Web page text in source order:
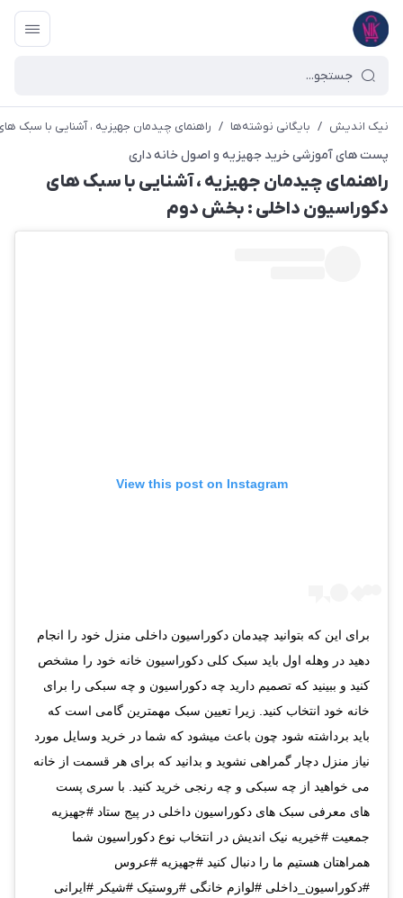
نیک اندیش / بایگانی نوشته‌ها / راهنمای چیدمان جهیزیه ، آشنایی با سبک
پست های آموزشی خرید جهیزیه و اصول خانه داری
راهنمای چیدمان جهیزیه ، آشنایی با سبک های
دکوراسیون داخلی : بخش دوم
View this post on Instagram
برای این که بتوانید چیدمان دکوراسیون داخلی منزل خود را انجام
دهید در وهله اول باید سبک کلی دکوراسیون خانه خود را مشخص
کنید و ببینید که تصمیم دارید چه دکوراسیون و چه سبکی را برای
خانه خود انتخاب کنید. زیرا تعیین سبک مهمترین گامی است که
باید برداشته شود چون باعث میشود که شما در خرید وسایل مورد
نیاز منزل دچار گمراهی نشوید و بدانید که برای هر قسمت از خانه
می خواهید از چه سبکی و چه رنجی خرید کنید. با سری پست
های معرفی سبک های دکوراسیون داخلی در پیج ستاد #جهیزیه
جمعیت #خیریه نیک اندیش در انتخاب نوع دکوراسیون شما
همراهتان هستیم ما را دنبال کنید #جهیزیه #عروس
#دکوراسیون_داخلی #لوازم خانگی #روستیک #شیکر #ایرانی